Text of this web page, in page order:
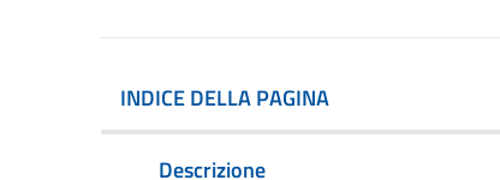
INDICE DELLA PAGINA
Descrizione